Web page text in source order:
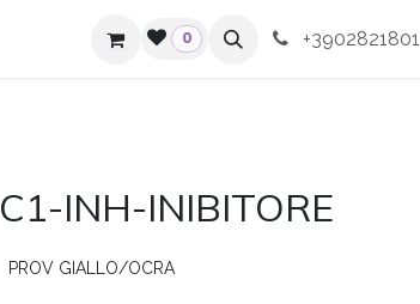
0 +3902821801
C1-INH-INIBITORE
PROV GIALLO/OCRA